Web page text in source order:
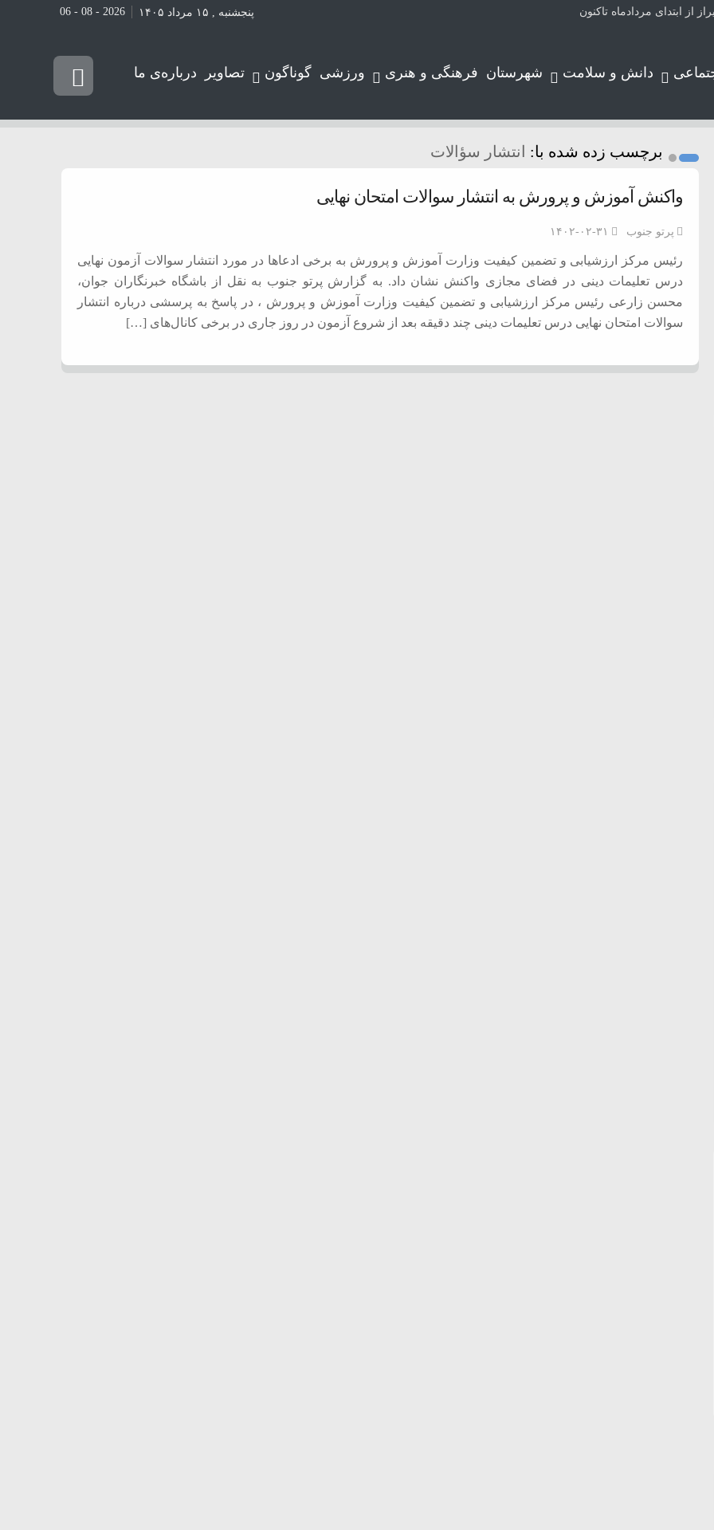
پنجشنبه , ۱۵ مرداد ۱۴۰۵ 2026 - 08 - 06
دانش و سلامت شهرستان فرهنگی و هنری ورزشی گوناگون تصاویر درباره‌ی ما
برچسب زده شده با: انتشار سؤالات
واکنش آموزش و پرورش به انتشار سوالات امتحان نهایی
پرتو جنوب ۱۴۰۲-۰۲-۳۱
رئیس مرکز ارزشیابی و تضمین کیفیت وزارت آموزش و پرورش به برخی ادعاها در مورد انتشار سوالات آزمون نهایی
درس تعلیمات دینی در فضای مجازی واکنش نشان داد. به گزارش پرتو جنوب به نقل از باشگاه خبرنگاران جوان،
محسن زارعی رئیس مرکز ارزشیابی و تضمین کیفیت وزارت آموزش و پرورش ، در پاسخ به پرسشی درباره انتشار
سوالات امتحان نهایی درس تعلیمات دینی چند دقیقه بعد از شروع آزمون در روز جاری در برخی کانال‌های […]
فساد و اختلاس اموال
واهی و کذب محض است
نشده است
علیه ایران است
با آمریکا
دیوانگی آمریکا داریم
و متوقف شدند